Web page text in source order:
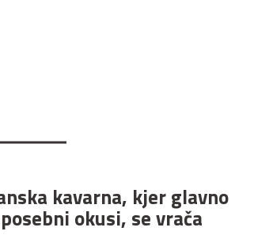
kavarna, kjer glavno
okusi, se vrača